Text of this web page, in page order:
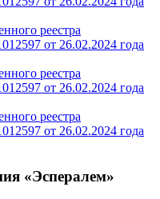
«Эспералем»